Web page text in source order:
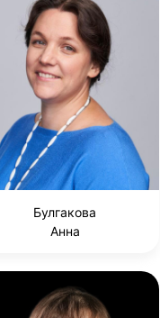
Булгакова
Анна